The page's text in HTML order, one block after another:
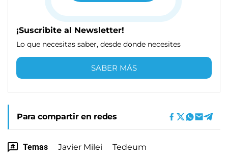
¡Suscribite al Newsletter!
Lo que necesitas saber, desde donde necesites
SABER MÁS
Para compartir en redes
Temas Javier Milei Tedeum